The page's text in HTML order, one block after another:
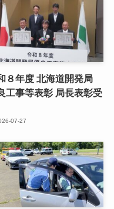
８年度 北海道開発局
工事等表彰 局長表彰受
07-27